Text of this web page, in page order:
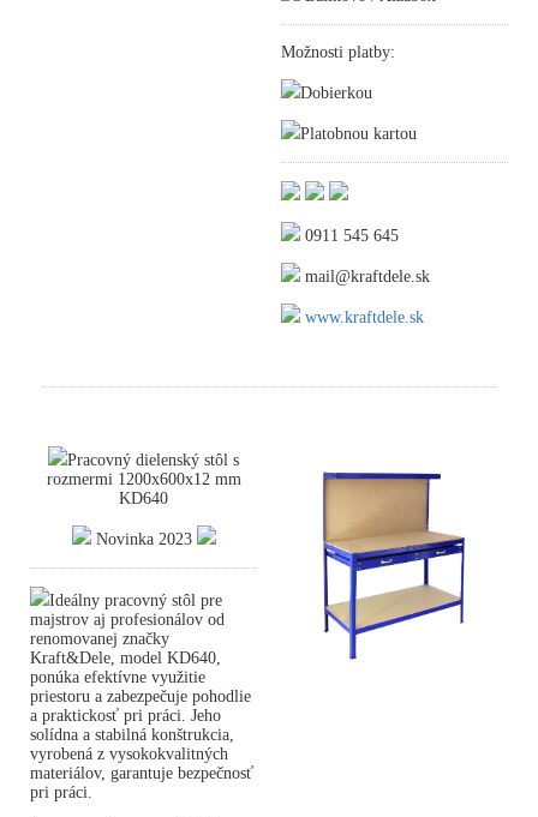
Možnosti platby:
Dobierkou
Platobnou kartou
0911 545 645
mail@kraftdele.sk
www.kraftdele.sk
Pracovný dielenský stôl s
rozmermi 1200x600x12 mm
KD640
Novinka 2023
Ideálny pracovný stôl pre
majstrov aj profesionálov od
renomovanej značky
Kraft&Dele, model KD640,
ponúka efektívne využitie
priestoru a zabezpečuje pohodlie
a praktickosť pri práci. Jeho
solídna a stabilná konštrukcia,
vyrobená z vysokokvalitných
materiálov, garantuje bezpečnosť
pri práci.